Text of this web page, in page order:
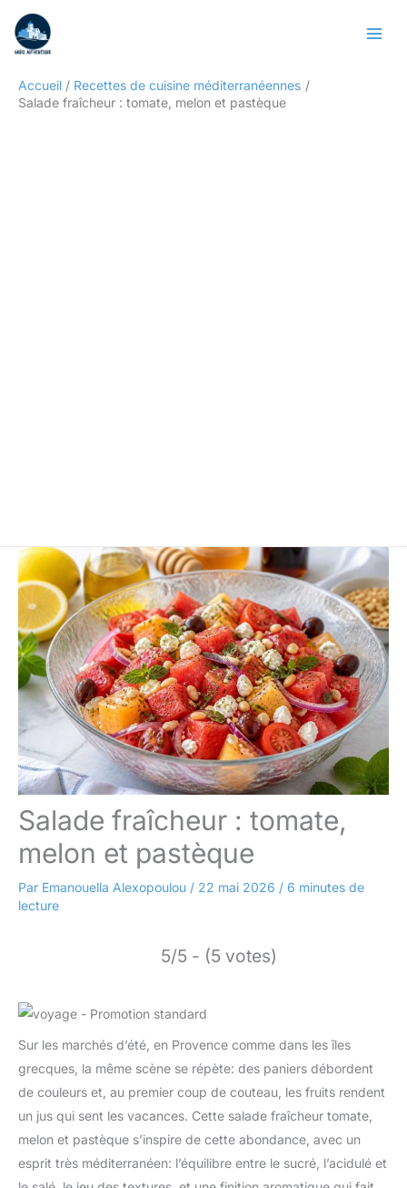
contenu
Accueil
Recettes de cuisine méditerranéennes
Salade fraîcheur : tomate, melon et pastèque
Salade fraîcheur : tomate,
melon et pastèque
Par Emanouella Alexopoulou / 22 mai 2026 / 6 minutes de
lecture
5/5 - (5 votes)
Sur les marchés d’été, en Provence comme dans les îles
grecques, la même scène se répète: des paniers débordent
de couleurs et, au premier coup de couteau, les fruits rendent
un jus qui sent les vacances. Cette salade fraîcheur tomate,
melon et pastèque s’inspire de cette abondance, avec un
esprit très méditerranéen: l’équilibre entre le sucré, l’acidulé et
Rechercher